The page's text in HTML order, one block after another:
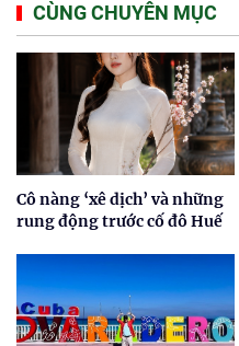
CÙNG CHUYÊN MỤC
Cô nàng ‘xê dịch’ và những
rung động trước cố đô Huế